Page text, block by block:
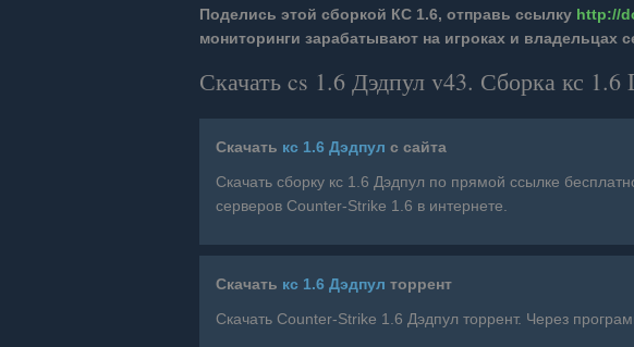
Поделись этой сборкой КС 1.6, отправь ссылку http://
мониторинги зарабатывают на игроках и владельцах
Скачать cs 1.6 Дэдпул v43. Сборка кс
Скачать кс 1.6 Дэдпул с сайта
Скачать сборку кс 1.6 Дэдпул по прямой ссылке
серверов Counter-Strike 1.6 в интернете.
Скачать кс 1.6 Дэдпул торрент
Скачать Counter-Strike 1.6 Дэдпул торрент. Через